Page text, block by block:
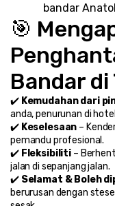
bandar
🎯
Bandar di
✔️ Kemudahan dari
anda, penurunan di
✔️ Keselesaan –
pemandu profesional.
✔️ Fleksibiliti –
jalan di sepanjang jalan.
✔️ Selamat & Boleh
berurusan dengan